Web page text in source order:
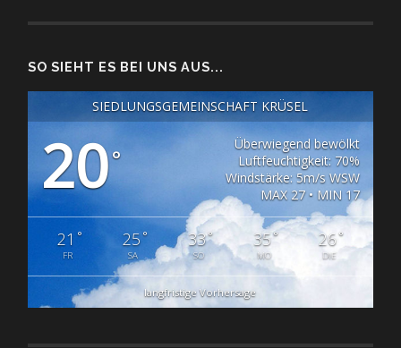
SO SIEHT ES BEI UNS AUS...
SIEDLUNGSGEMEINSCHAFT KRÜSEL
20°
Überwiegend bewölkt
Luftfeuchtigkeit: 70%
Windstärke: 5m/s WSW
MAX 27 • MIN 17
21 °
FR
25°
SA
33°
SO
35°
MO
26°
DIE
langfristige Vorhersage